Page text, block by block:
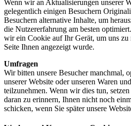
Wenn wir an Aktualisierungen unserer
gelegentlich einigen Besuchern
Besuchern alternative Inhalte, um
die Nutzererfahrung am besten
wir ein Cookie auf Ihr Gerät, um uns zu
Seite Ihnen angezeigt wurde.
Umfragen
Wir bitten unsere Besucher manchmal,
unserer Website oder unseren Waren
teilzunehmen. Wenn wir dies tun,
daran zu erinnern, Ihnen nicht noch
schicken, wenn Sie später unsere